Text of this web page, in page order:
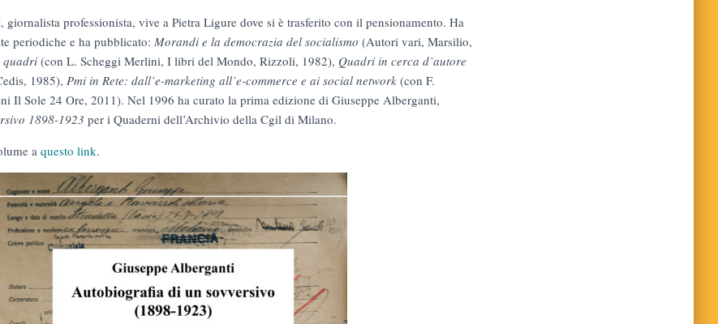
professionista, vive a Pietra Ligure dove si è trasferito con il pensionamento. Ha
periodiche e ha pubblicato: Morandi e la democrazia del socialismo (Autori vari, Marsilio,
quadri (con L. Scheggi Merlini, I libri del Mondo, Rizzoli, 1982), Quadri in cerca d’autore
1985), Pmi in Rete: dall’e-marketing all’e-commerce e ai social network (con F.
Il Sole 24 Ore, 2011). Nel 1996 ha curato la prima edizione di Giuseppe Alberganti,
1898-1923 per i Quaderni dell’Archivio della Cgil di Milano.
a questo link.